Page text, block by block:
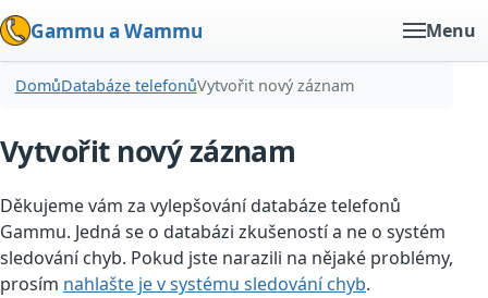
Gammu a Wammu Menu
DomůDatabáze telefonůVytvořit nový záznam
Vytvořit nový záznam
Děkujeme vám za vylepšování databáze telefonů
Gammu. Jedná se o databázi zkušeností a ne o systém
sledování chyb. Pokud jste narazili na nějaké problémy,
prosím nahlašte je v systému sledování chyb.